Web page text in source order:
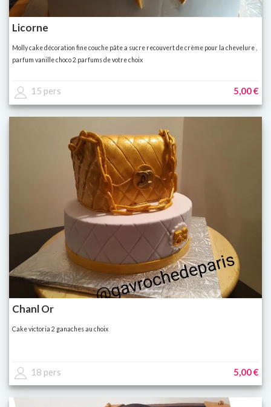
Licorne
Molly cake décoration fine couche pâte a sucre recouvert de crème pour la chevelure ,
parfum vanille choco 2 parfums de votre choix
15 pers 5,00 €
Chanl Or
Cake victoria 2 ganaches au choix
18 pers 5,00 €